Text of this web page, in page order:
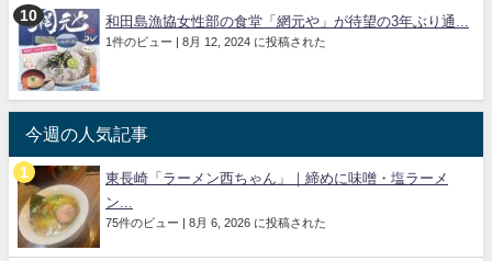
和田島漁協女性部の食堂「網元や」が待望の3年ぶり通...
1件のビュー | 8月 12, 2024 に投稿された
今週の人気記事
東長崎「ラーメン西ちゃん」｜締めに味噌・塩ラーメ
ン...
75件のビュー | 8月 6, 2026 に投稿された